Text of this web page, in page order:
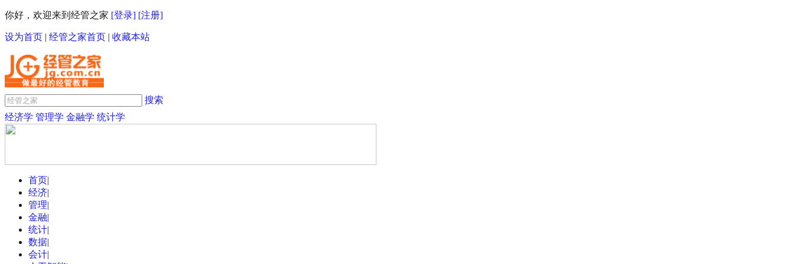
你好，欢迎来到经管之家 [登录] [注册]
设为首页 | 经管之家首页 | 收藏本站
搜索
经济学 管理学 金融学 统计学
首页|
经济|
管理|
金融|
统计|
数据|
会计|